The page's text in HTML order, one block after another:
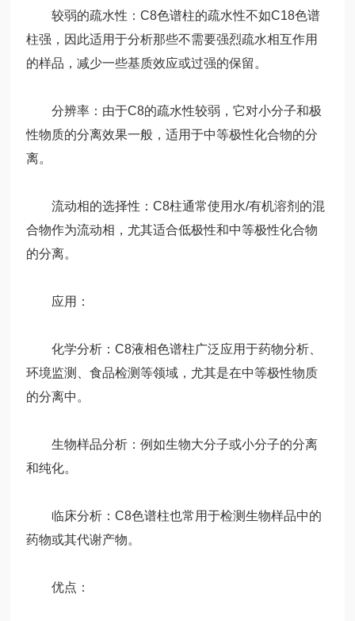
较弱的疏水性：C8色谱柱的疏水性不如C18色谱
柱强，因此适用于分析那些不需要强烈疏水相互作用
的样品，减少一些基质效应或过强的保留。
分辨率：由于C8的疏水性较弱，它对小分子和极
性物质的分离效果一般，适用于中等极性化合物的分
离。
流动相的选择性：C8柱通常使用水/有机溶剂的混
合物作为流动相，尤其适合低极性和中等极性化合物
的分离。
应用：
化学分析：C8液相色谱柱广泛应用于药物分析、
环境监测、食品检测等领域，尤其是在中等极性物质
的分离中。
生物样品分析：例如生物大分子或小分子的分离
和纯化。
临床分析：C8色谱柱也常用于检测生物样品中的
药物或其代谢产物。
优点：